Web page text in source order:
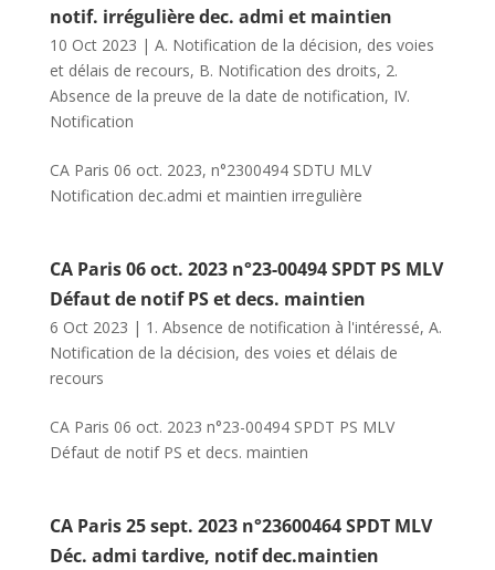
notif. irrégulière dec. admi et maintien
10 Oct 2023 | A. Notification de la décision, des voies
et délais de recours, B. Notification des droits, 2.
Absence de la preuve de la date de notification, IV.
Notification
CA Paris 06 oct. 2023, n°2300494 SDTU MLV
Notification dec.admi et maintien irregulière
CA Paris 06 oct. 2023 n°23-00494 SPDT PS MLV
Défaut de notif PS et decs. maintien
6 Oct 2023 | 1. Absence de notification à l'intéressé, A.
Notification de la décision, des voies et délais de
recours
CA Paris 06 oct. 2023 n°23-00494 SPDT PS MLV
Défaut de notif PS et decs. maintien
CA Paris 25 sept. 2023 n°23600464 SPDT MLV
Déc. admi tardive, notif dec.maintien